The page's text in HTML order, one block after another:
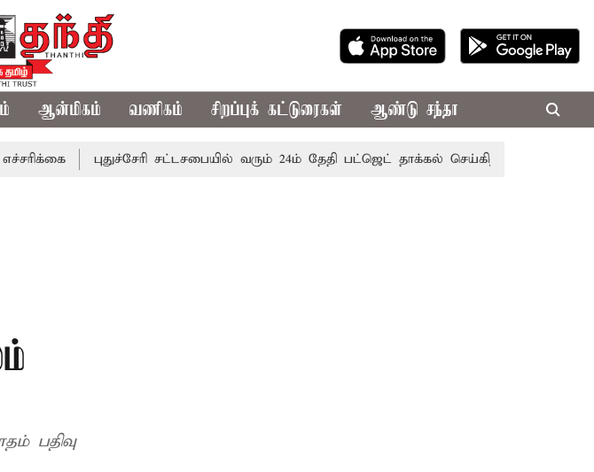
ஆன்மிகம் வணிகம் சிறப்புக் கட்டுரைகள் ஆண்டு சந்தா
புதுச்சேரி சட்டசபையில் வரும் 24ம் தேதி பட்ஜெட் தாக்கல் செய்கிறார் முதல்-அமைச்சர்
பதிவு